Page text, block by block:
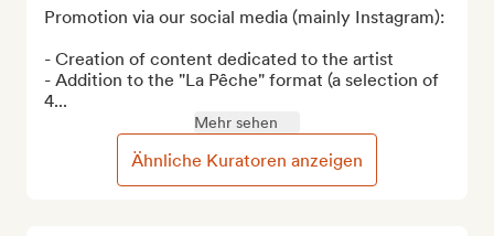
Promotion via our social media (mainly Instagram):
- Creation of content dedicated to the artist
- Addition to the "La Pêche" format (a selection of
4...
Mehr sehen
Ähnliche Kuratoren anzeigen